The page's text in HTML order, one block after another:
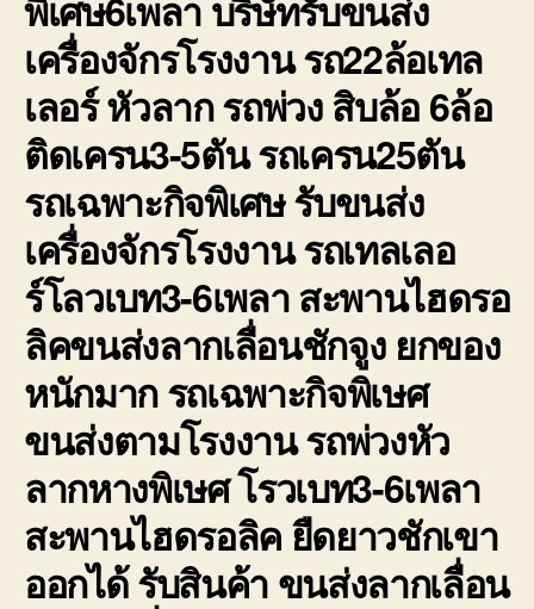
กล
พิเศษ6เพลา บริษัทรับขนส่ง
เครื่องจักรโรงงาน รถ22ล้อเทล
เลอร์ หัวลาก รถพ่วง สิบล้อ 6ล้อ
ติดเครน3-5ตัน รถเครน25ตัน
รถเฉพาะกิจพิเศษ รับขนส่ง
เครื่องจักรโรงงาน รถเทลเลอ
ร์โลวเบท3-6เพลา สะพานไฮดรอ
ลิคขนส่งลากเลื่อนชักจูง ยกของ
หนักมาก รถเฉพาะกิจพิเษศ
ขนส่งตามโรงงาน รถพ่วงหัว
ลากหางพิเษศ โรวเบท3-6เพลา
สะพานไฮดรอลิค ยืดยาวชักเขา
ออกได้ รับสินค้า ขนส่งลากเลื่อน